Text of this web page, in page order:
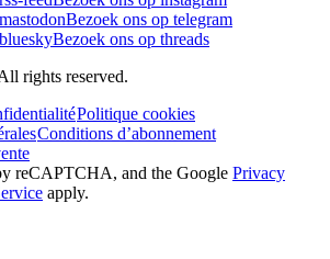
Bezoek ons op telegram
Bezoek ons op threads
rights reserved.
Politique cookies
Conditions d’abonnement
reCAPTCHA, and the Google Privacy
apply.